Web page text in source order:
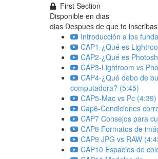
First Section
Disponible en dias
dias Despues de que te inscribas
Introducción a los
CAP1-¿Qué es
CAP2-¿Qué es
CAP3-Lightroom vs
CAP4-¿Qué debo de
computadora? (5:45)
CAP5-Mac vs Pc (4:39)
Cap6-Condiciones
CAP7 Consejos para
CAP8 Formatos de
CAP9 JPG vs RAW
CAP10 Espacios de